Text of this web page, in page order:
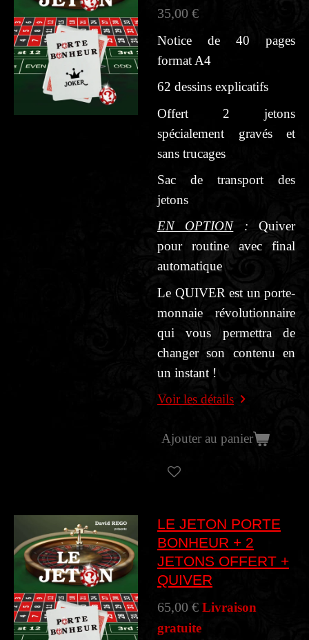
35,00 €
Notice de 40 pages
format A4
62 dessins explicatifs
Offert 2 jetons
spécialement gravés et
sans trucages
Sac de transport des
jetons
EN OPTION: Quiver
pour routine avec final
automatique
Le QUIVER est un porte-
monnaie révolutionnaire
qui vous permettra de
changer son contenu en
un instant !
Voir les détails
Ajouter au panier
LE JETON PORTE
BONHEUR + 2
JETONS OFFERT +
QUIVER
65,00 € Livraison
gratuite